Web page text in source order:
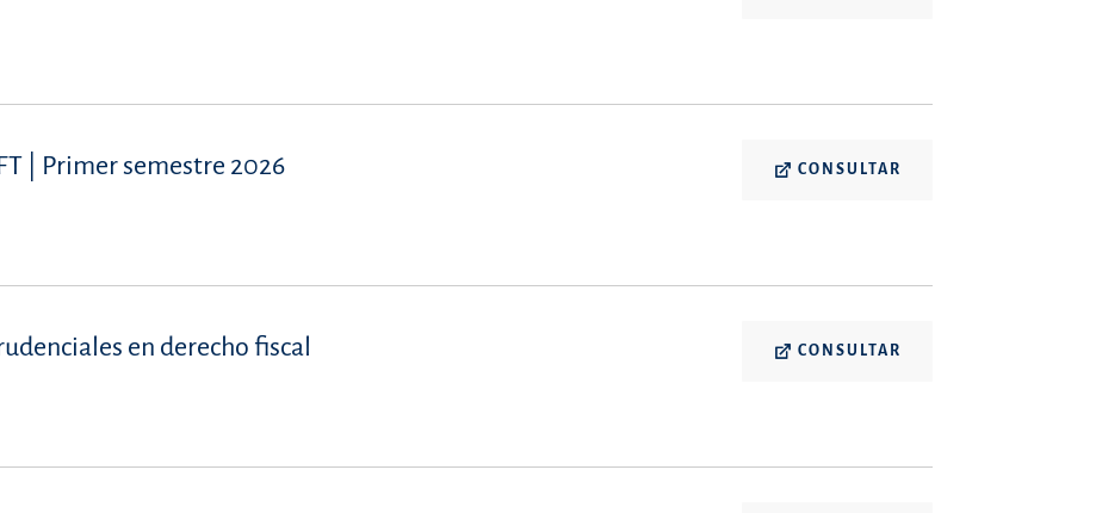
| Primer semestre 2026 CONSULTAR
en derecho fiscal CONSULTAR